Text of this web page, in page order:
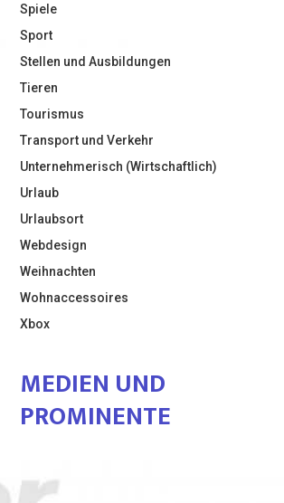
Spiele
Sport
Stellen und Ausbildungen
Tieren
Tourismus
Transport und Verkehr
Unternehmerisch (Wirtschaftlich)
Urlaub
Urlaubsort
Webdesign
Weihnachten
Wohnaccessoires
Xbox
MEDIEN UND
PROMINENTE